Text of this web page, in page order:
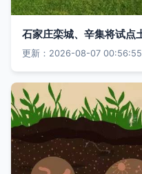
更新：2026-08-07 00:56:55